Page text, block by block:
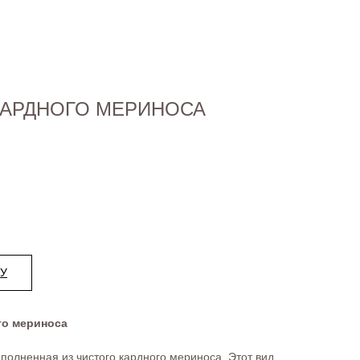
МЕРИНОСА
мериноса
из чистого кардного мериноса. Этот вид